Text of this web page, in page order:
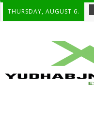
THURSDAY, AUGUST 6.